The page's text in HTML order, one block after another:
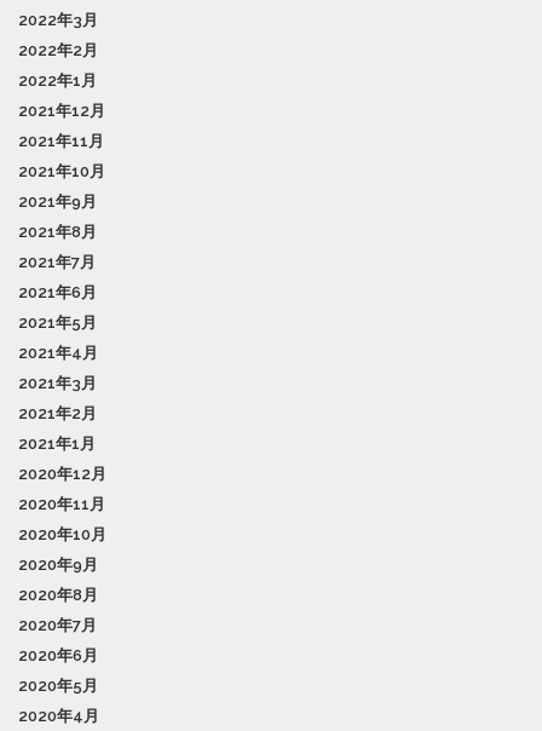
2022年3月
2022年2月
2022年1月
2021年12月
2021年11月
2021年10月
2021年9月
2021年8月
2021年7月
2021年6月
2021年5月
2021年4月
2021年3月
2021年2月
2021年1月
2020年12月
2020年11月
2020年10月
2020年9月
2020年8月
2020年7月
2020年6月
2020年5月
2020年4月